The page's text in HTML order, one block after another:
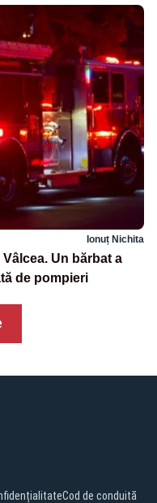
Ionuț Nichita
Un bărbat a
de pompieri
Cod de conduită